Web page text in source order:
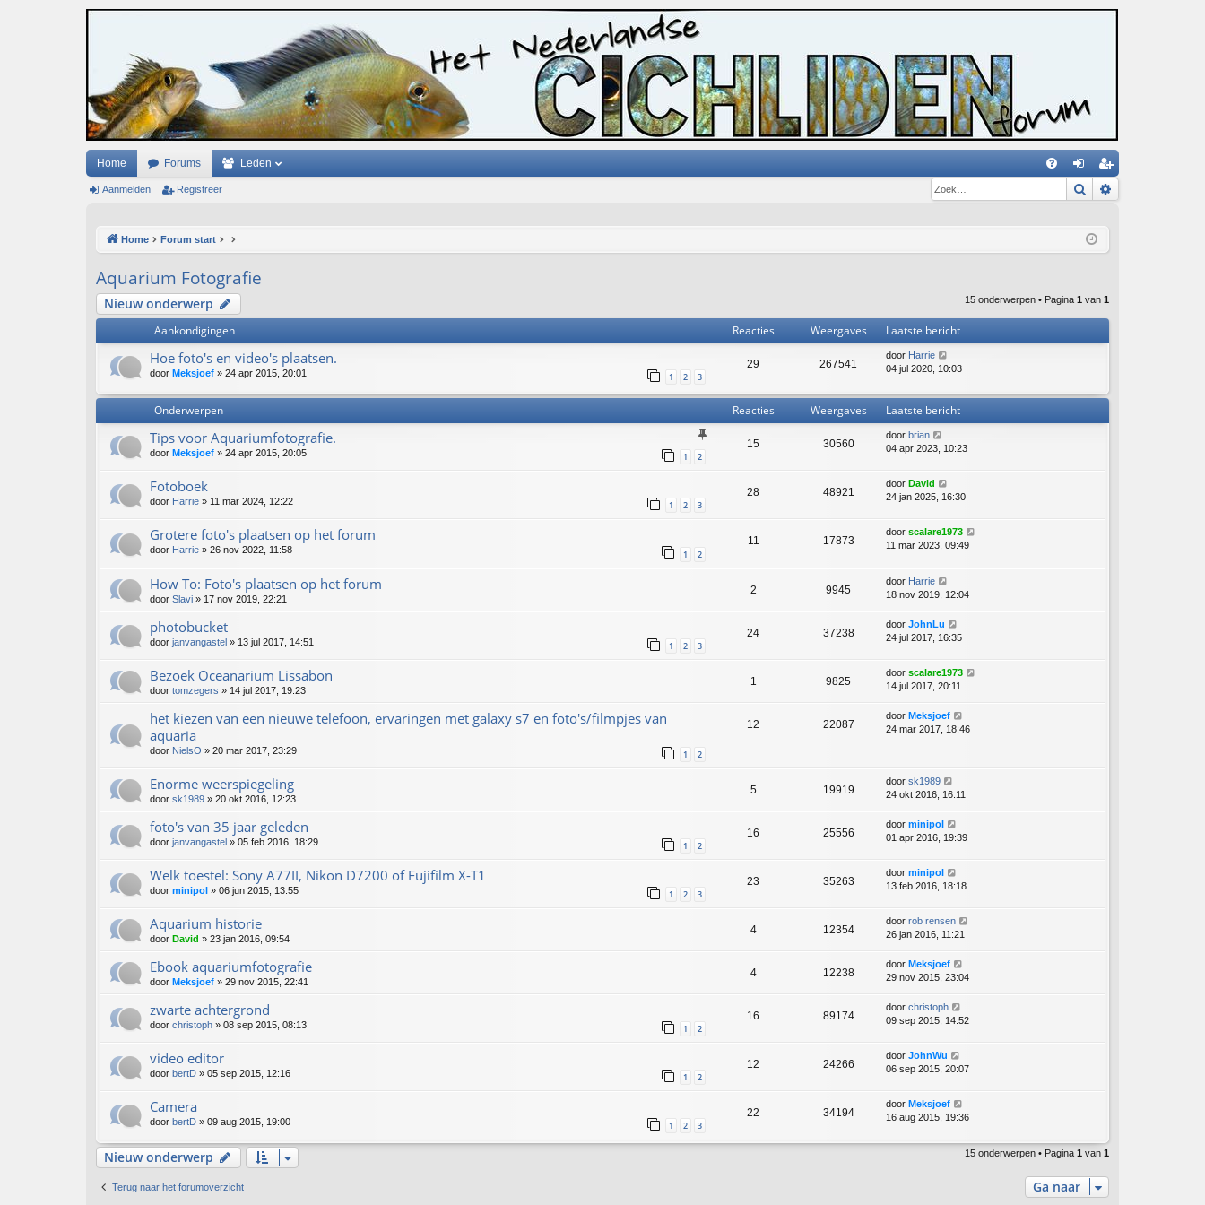
Home Forums Leden
an
n
eg
Aanmelden Registreer Zoek
Home Forum start
Aquarium Fotografie
Nieuw onderwerp 15 onderwerpen • Pagina 1 van 1
Aankondigingen Reacties Weergaves Laatste bericht
Hoe foto's en video's plaatsen.
door Meksjoef » 24 apr 2015, 20:01 1 2 3
29 267541
door Harrie
04 jul 2020, 10:03
Onderwerpen Reacties Weergaves Laatste bericht
Tips voor Aquariumfotografie.
door Meksjoef » 24 apr 2015, 20:05 1 2
15 30560
door brian
04 apr 2023, 10:23
Fotoboek
door Harrie » 11 mar 2024, 12:22 1 2 3
28 48921
door David
24 jan 2025, 16:30
Grotere foto's plaatsen op het forum
door Harrie » 26 nov 2022, 11:58 1 2
11 17873
door scalare1973
11 mar 2023, 09:49
How To: Foto's plaatsen op het forum
door Slavi » 17 nov 2019, 22:21
2 9945
door Harrie
18 nov 2019, 12:04
photobucket
door janvangastel » 13 jul 2017, 14:51 1 2 3
24 37238
door JohnLu
24 jul 2017, 16:35
Bezoek Oceanarium Lissabon
door tomzegers » 14 jul 2017, 19:23
1 9825
door scalare1973
14 jul 2017, 20:11
het kiezen van een nieuwe telefoon, ervaringen met galaxy s7 en foto's/filmpjes van
aquaria
door NielsO » 20 mar 2017, 23:29 1 2
12 22087
door Meksjoef
24 mar 2017, 18:46
Enorme weerspiegeling
door sk1989 » 20 okt 2016, 12:23
5 19919
door sk1989
24 okt 2016, 16:11
foto's van 35 jaar geleden
door janvangastel » 05 feb 2016, 18:29 1 2
16 25556
door minipol
01 apr 2016, 19:39
Welk toestel: Sony A77II, Nikon D7200 of Fujifilm X-T1
door minipol » 06 jun 2015, 13:55 1 2 3
23 35263
door minipol
13 feb 2016, 18:18
Aquarium historie
door David » 23 jan 2016, 09:54
4 12354
door rob rensen
26 jan 2016, 11:21
Ebook aquariumfotografie
door Meksjoef » 29 nov 2015, 22:41
4 12238
door Meksjoef
29 nov 2015, 23:04
zwarte achtergrond
door christoph » 08 sep 2015, 08:13 1 2
16 89174
door christoph
09 sep 2015, 14:52
video editor
door bertD » 05 sep 2015, 12:16 1 2
12 24266
door JohnWu
06 sep 2015, 20:07
Camera
door bertD » 09 aug 2015, 19:00 1 2 3
22 34194
door Meksjoef
16 aug 2015, 19:36
Nieuw onderwerp 15 onderwerpen • Pagina 1 van 1
Terug naar het forumoverzicht Ga naar